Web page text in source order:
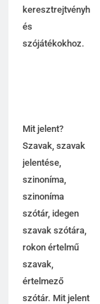
keresztrejtvényhez
és
szójátékokhoz.
Mit jelent?
Szavak, szavak
jelentése,
szinoníma,
szinoníma
szótár, idegen
szavak szótára,
rokon értelmű
szavak,
értelmező
szótár. Mit jelent